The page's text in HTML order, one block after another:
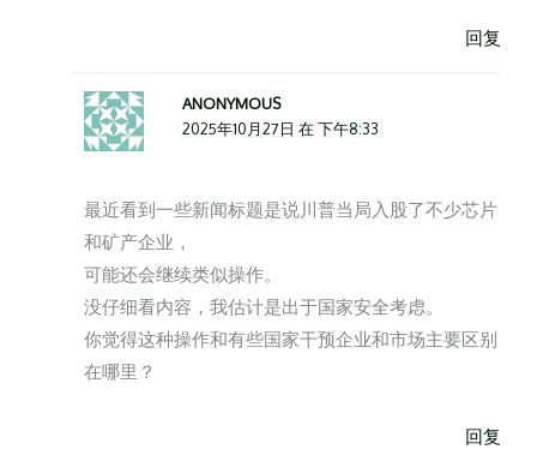
回复
ANONYMOUS
2025年10月27日 在 下午8:33
最近看到一些新闻标题是说川普当局入股了不少芯片
和矿产企业，
可能还会继续类似操作。
没仔细看内容，我估计是出于国家安全考虑。
你觉得这种操作和有些国家干预企业和市场主要区别
在哪里？
回复